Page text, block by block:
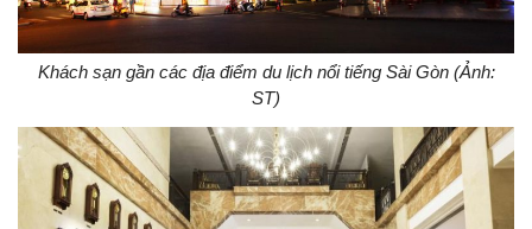
Khách sạn gần các địa điểm du lịch nổi tiếng Sài Gòn (Ảnh:
ST)